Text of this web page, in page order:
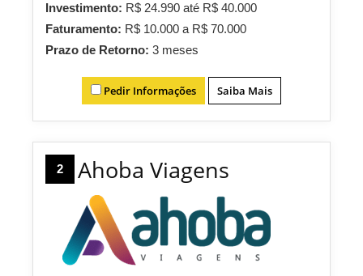
Investimento: R$ 24.990 até R$ 40.000
Faturamento: R$ 10.000 a R$ 70.000
Prazo de Retorno: 3 meses
Pedir Informações Saiba Mais
2 Ahoba Viagens